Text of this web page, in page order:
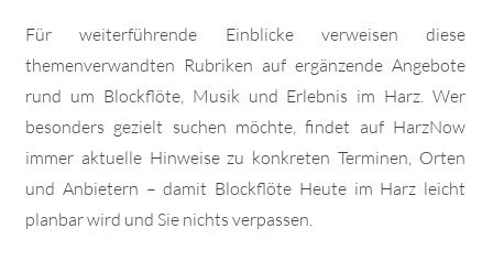
Für weiterführende Einblicke verweisen diese
themenverwandten Rubriken auf ergänzende Angebote
rund um Blockflöte, Musik und Erlebnis im Harz. Wer
besonders gezielt suchen möchte, findet auf HarzNow
immer aktuelle Hinweise zu konkreten Terminen, Orten
und Anbietern – damit Blockflöte Heute im Harz leicht
planbar wird und Sie nichts verpassen.